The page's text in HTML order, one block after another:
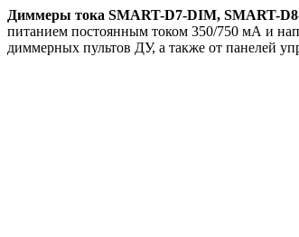
Диммеры тока SMART-D7-DIM, SMART-
питанием постоянным током 350/750 мА и
диммерных пультов ДУ, а также от панелей